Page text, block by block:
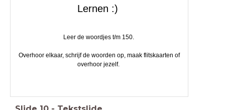
Lernen :)
Leer de woordjes t/m 150.
Overhoor elkaar, schrijf de woorden op, maak flitskaarten of
overhoor jezelf.